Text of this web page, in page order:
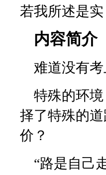
若我所述是
内容简介
难道没有
特殊的环
择了特殊的
价？
“路是自己